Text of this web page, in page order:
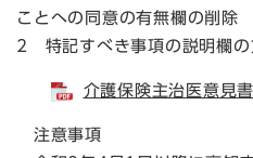
ことへの同意の有無欄の削除
2 特記すべき事項の説明欄の
介護保険主治医意見
注意事項